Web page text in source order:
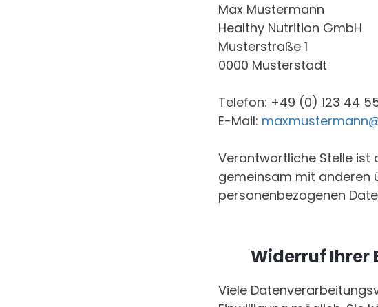
Max Mustermann
Healthy Nutrition GmbH
Musterstraße 1
0000 Musterstadt
Telefon: +49 (0) 123 44
E-Mail:
Verantwortliche Stelle ist
gemeinsam mit anderen
personenbezogenen
Widerruf Ihrer
Viele